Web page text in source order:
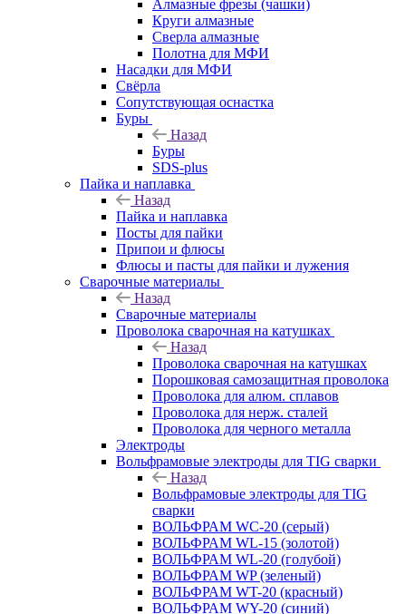
Алмазные фрезы (чашки)
Круги алмазные
Сверла алмазные
Полотна для МФИ
Насадки для МФИ
Свёрла
Сопутствующая оснастка
Буры
Назад
Буры
SDS-plus
Пайка и наплавка
Назад
Пайка и наплавка
Посты для пайки
Припои и флюсы
Флюсы и пасты для пайки и лужения
Сварочные материалы
Назад
Сварочные материалы
Проволока сварочная на катушках
Назад
Проволока сварочная на катушках
Порошковая самозащитная проволока
Проволока для алюм. сплавов
Проволока для нерж. сталей
Проволока для черного металла
Электроды
Вольфрамовые электроды для TIG сварки
Назад
Вольфрамовые электроды для TIG
сварки
ВОЛЬФРАМ WC-20 (серый)
ВОЛЬФРАМ WL-15 (золотой)
ВОЛЬФРАМ WL-20 (голубой)
ВОЛЬФРАМ WP (зеленый)
ВОЛЬФРАМ WT-20 (красный)
ВОЛЬФРАМ WY-20 (синий)